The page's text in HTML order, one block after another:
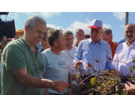
Otomobil
Sağlık
Teknoloji